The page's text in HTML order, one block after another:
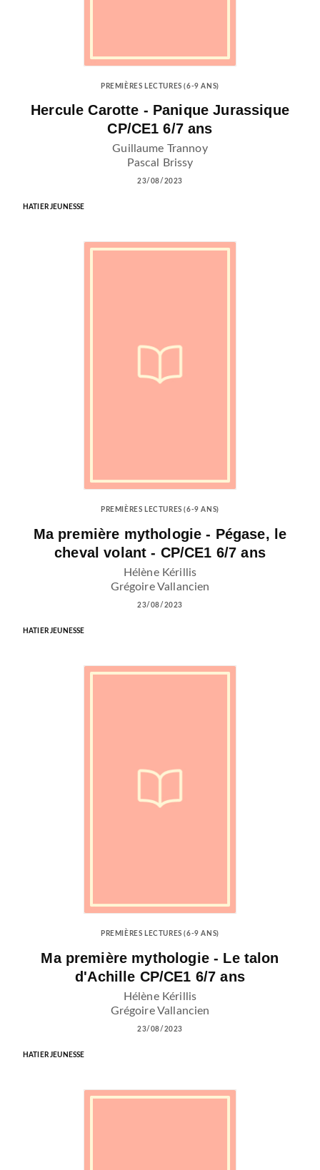
PREMIÈRES LECTURES (6-9 ANS)
Hercule Carotte - Panique Jurassique
CP/CE1 6/7 ans
Guillaume Trannoy
Pascal Brissy
23/08/2023
HATIER JEUNESSE
PREMIÈRES LECTURES (6-9 ANS)
Ma première mythologie - Pégase, le
cheval volant - CP/CE1 6/7 ans
Hélène Kérillis
Grégoire Vallancien
23/08/2023
HATIER JEUNESSE
PREMIÈRES LECTURES (6-9 ANS)
Ma première mythologie - Le talon
d'Achille CP/CE1 6/7 ans
Hélène Kérillis
Grégoire Vallancien
23/08/2023
HATIER JEUNESSE